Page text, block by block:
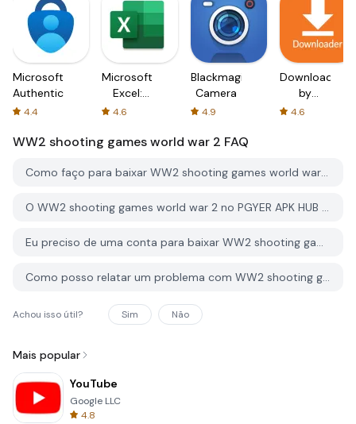
Microsoft
Authenticator
4.4
Microsoft
Excel:
Spreadsheets
4.6
Blackmagic
Camera
4.9
Downloader
by
AFTVnews
4.6
WW2 shooting games world war 2 FAQ
Como faço para baixar WW2 shooting games world war 2 do PGYER APK HUB?
O WW2 shooting games world war 2 no PGYER APK HUB é gratuito para baixar?
Eu preciso de uma conta para baixar WW2 shooting games world war 2 do PGYER APK HUB?
Como posso relatar um problema com WW2 shooting games world war 2 no PGYER APK HUB?
Achou isso útil? Sim Não
Mais popular
YouTube
Google LLC
4.8